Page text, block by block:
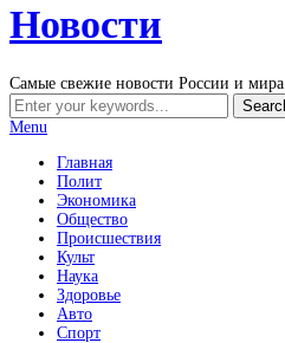
Новости
Самые свежие новости России и мира
Menu
Главная
Полит
Экономика
Общество
Происшествия
Культ
Наука
Здоровье
Авто
Спорт